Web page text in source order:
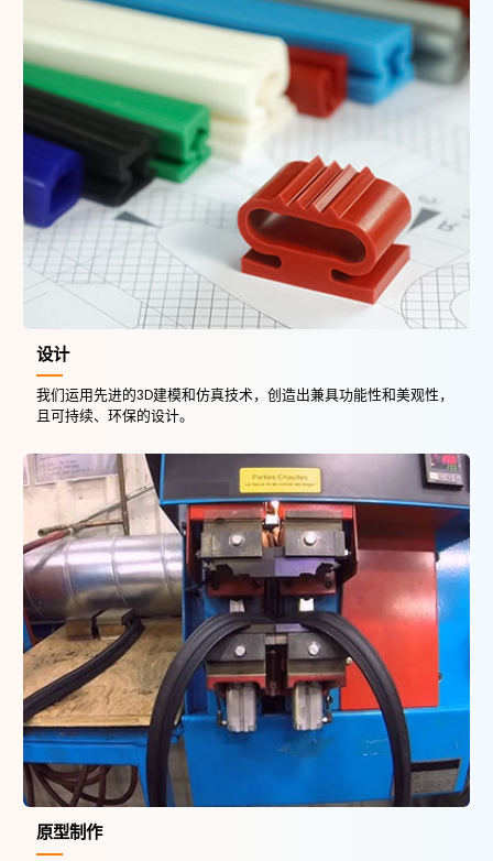
设计
我们运用先进的3D建模和仿真技术，创造出兼具功能性和美观性，
且可持续、环保的设计。
原型制作